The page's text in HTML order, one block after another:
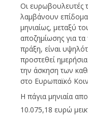
Οι ευρωβουλευτές
λαμβάνουν
μηνιαίως, μεταξύ
αποζημίωσης για
πράξη, είναι
προστεθεί
την άσκηση των
στο Ευρωπαϊκό
Η πάγια μηνιαία
10.075,18 ευρώ